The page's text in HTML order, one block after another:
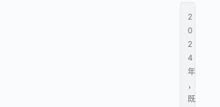
2
0
2
4
年
，
既